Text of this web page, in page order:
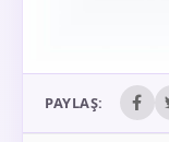
PAYLAŞ: